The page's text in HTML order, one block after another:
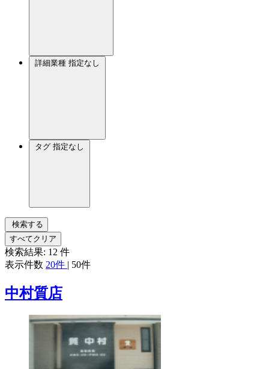
詳細業種 指定なし
タグ 指定なし
検索する
すべてクリア
検索結果: 12 件
表示件数 20件 | 50件
中村質店